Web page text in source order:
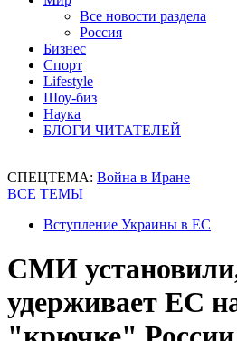
Все новости раздела
Россия
Бизнес
Спорт
Lifestyle
Шоу-биз
Наука
БЛОГИ ЧИТАТЕЛЕЙ
СПЕЦТЕМА: Война в Иране
ВСЕ ТЕМЫ
Вступление Украины в ЕС
СМИ
удерживает ЕС